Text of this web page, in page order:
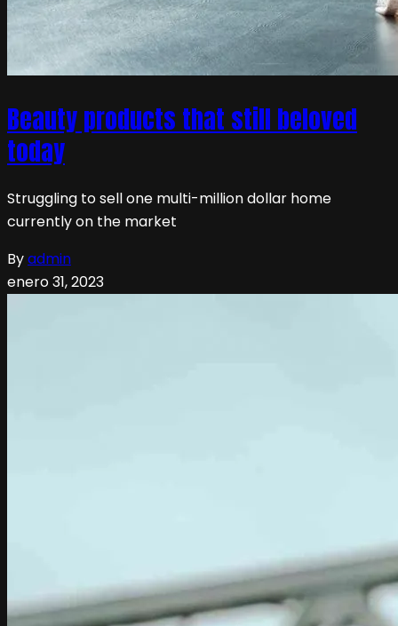
Beauty products that still beloved
today
Struggling to sell one multi-million dollar home
currently on the market
Byadmin
enero 31, 2023